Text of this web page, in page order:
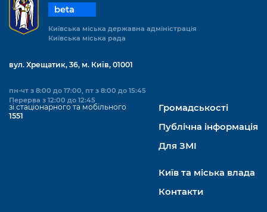
beta
Київська міська державна адміністрація
Київська міська рада
вул. Хрещатик, 36, м. Київ, 01001
пн-чт з 8:00 до 17:00, пт з 8:00 до 15:45
Перерва з 12:00 до 12:45
зі стаціонарного та мобільного
1551
Громадськості
Публічна інформація
Для ЗМІ
Київ та міська влада
Контакти